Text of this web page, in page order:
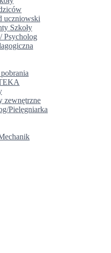
uczniowski
Szkoły
Psycholog
zewnętrzne
Pielęgniarka